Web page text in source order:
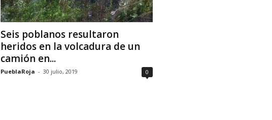
Seis poblanos resultaron
heridos en la volcadura de un
camión en...
PueblaRoja - 30 julio, 2019 0